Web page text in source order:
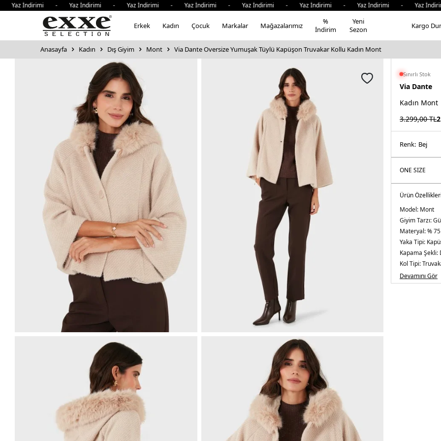
- Yaz İndirimi - Yaz İndirimi - Yaz İndirimi - Yaz İndirimi - Yaz İndirimi - Yaz İndirimi - Yaz
Erkek Kadın Çocuk Markalar Mağazalarımız
%
İndirim
Yeni
Sezon
Kargo
Anasayfa Kadın Dış Giyim Mont Via Dante Oversize Yumuşak Tüylü Kapüşon Truvakar Kollu Kadın Mont
Sınırlı Stok
Via Dante
Kadın Mont
3.299,00TL
Renk: bej
Ürün Özellikleri
Model: Mont
Giyim Tarzı:
Materyal:%
Yaka Tipi:
Kapama Şekli:
Kol Tipi:
Astar Durumu:
Kalıp Bilgisi:
Devamını Gör